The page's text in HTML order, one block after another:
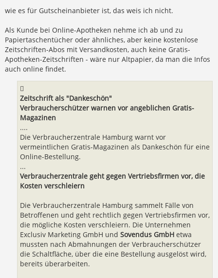
wie es für Gutscheinanbieter ist, das weis ich nicht.
Als Kunde bei Online-Apotheken nehme ich ab und zu
Papiertaschentücher oder ähnliches, aber keine kostenlose
Zeitschriften-Abos mit Versandkosten, auch keine Gratis-
Apotheken-Zeitschriften - wäre nur Altpapier, da man die Infos
auch online findet.
Zeitschrift als "Dankeschön"
Verbraucherschützer warnen vor angeblichen Gratis-
Magazinen
....
Die Verbraucherzentrale Hamburg warnt vor
vermeintlichen Gratis-Magazinen als Dankeschön für eine
Online-Bestellung.
...
Verbraucherzentrale geht gegen Vertriebsfirmen vor, die
Kosten verschleiern
Die Verbraucherzentrale Hamburg sammelt Fälle von
Betroffenen und geht rechtlich gegen Vertriebsfirmen vor,
die mögliche Kosten verschleiern. Die Unternehmen
Exclusiv Marketing GmbH und Sovendus GmbH etwa
mussten nach Abmahnungen der Verbraucherschützer
die Schaltfläche, über die eine Bestellung ausgelöst wird,
bereits überarbeiten.